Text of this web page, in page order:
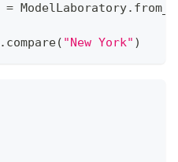
= ModelLaboratory.
. compare( "New York" )